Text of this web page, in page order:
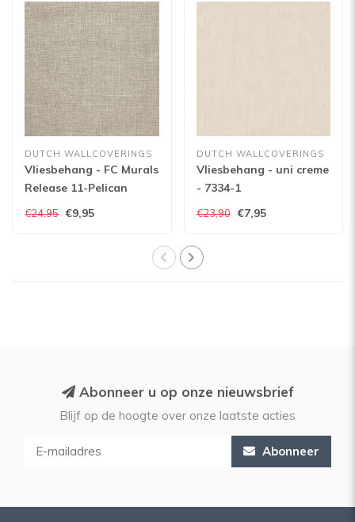
DUTCH WALLCOVERINGS
Vliesbehang - FC Murals
Release 11-Pelican
€24,95 €9,95
DUTCH WALLCOVERINGS
Vliesbehang - uni creme
- 7334-1
€23,90 €7,95
Abonneer u op onze nieuwsbrief
Blijf op de hoogte over onze laatste acties
Abonneer